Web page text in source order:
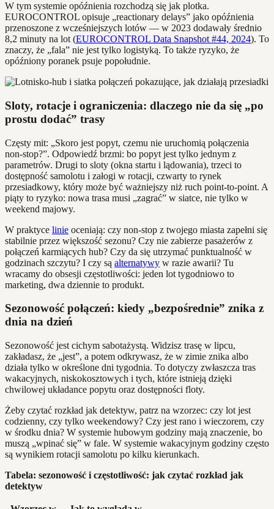
W tym systemie opóźnienia rozchodzą się jak plotka.
EUROCONTROL opisuje „reactionary delays” jako opóźnienia
przenoszone z wcześniejszych lotów — w 2023 dodawały średnio
8,2 minuty na lot (EUROCONTROL Data Snapshot #44, 2024). To
znaczy, że „fala” nie jest tylko logistyką. To także ryzyko, że
opóźniony poranek psuje popołudnie.
Sloty, rotacje i ograniczenia: dlaczego nie da się „po
prostu dodać” trasy
Częsty mit: „Skoro jest popyt, czemu nie uruchomią połączenia
non‑stop?”. Odpowiedź brzmi: bo popyt jest tylko jednym z
parametrów. Drugi to sloty (okna startu i lądowania), trzeci to
dostępność samolotu i załogi w rotacji, czwarty to rynek
przesiadkowy, który może być ważniejszy niż ruch point‑to‑point. A
piąty to ryzyko: nowa trasa musi „zagrać” w siatce, nie tylko w
weekend majowy.
W praktyce linie oceniają: czy non‑stop z twojego miasta zapełni się
stabilnie przez większość sezonu? Czy nie zabierze pasażerów z
połączeń karmiących hub? Czy da się utrzymać punktualność w
godzinach szczytu? I czy są alternatywy w razie awarii? Tu
wracamy do obsesji częstotliwości: jeden lot tygodniowo to
marketing, dwa dziennie to produkt.
Sezonowość połączeń: kiedy „bezpośrednie” znika z
dnia na dzień
Sezonowość jest cichym sabotażystą. Widzisz trasę w lipcu,
zakładasz, że „jest”, a potem odkrywasz, że w zimie znika albo
działa tylko w określone dni tygodnia. To dotyczy zwłaszcza tras
wakacyjnych, niskokosztowych i tych, które istnieją dzięki
chwilowej układance popytu oraz dostępności floty.
Żeby czytać rozkład jak detektyw, patrz na wzorzec: czy lot jest
codzienny, czy tylko weekendowy? Czy jest rano i wieczorem, czy
w środku dnia? W systemie hubowym godziny mają znaczenie, bo
muszą „wpinać się” w fale. W systemie wakacyjnym godziny często
są wynikiem rotacji samolotu po kilku kierunkach.
Tabela: sezonowość i częstotliwość: jak czytać rozkład jak
detektyw